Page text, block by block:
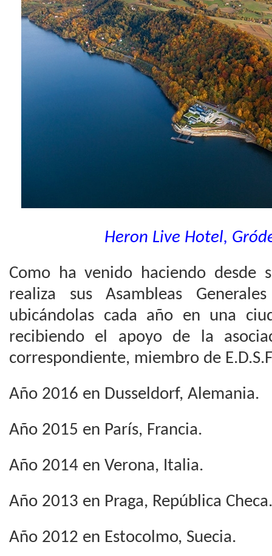
Heron Live Hotel,
Como ha venido haciendo desde
realiza sus Asambleas
ubicándolas cada año en una
recibiendo el apoyo de la
correspondiente, miembro de
Año 2016 en Dusseldorf, Alemania.
Año 2015 en París, Francia.
Año 2014 en Verona, Italia.
Año 2013 en Praga, República Checa.
Año 2012 en Estocolmo, Suecia.